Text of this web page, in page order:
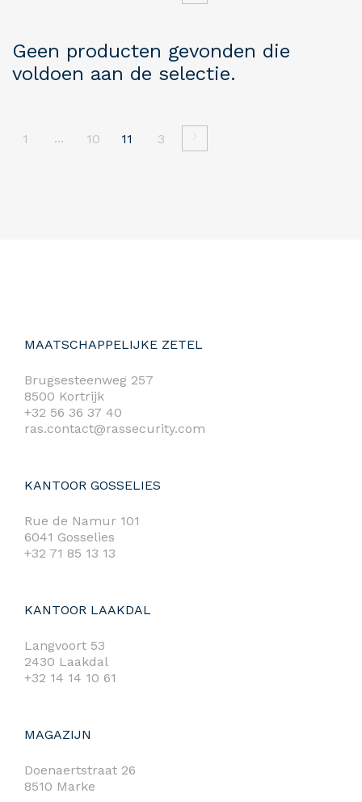
Geen producten gevonden die
voldoen aan de selectie.
1 ... 10 11 3
MAATSCHAPPELIJKE ZETEL
Brugsesteenweg 257
8500 Kortrijk
+32 56 36 37 40
ras.contact@rassecurity.com
KANTOOR GOSSELIES
Rue de Namur 101
6041 Gosselies
+32 71 85 13 13
KANTOOR LAAKDAL
Langvoort 53
2430 Laakdal
+32 14 14 10 61
MAGAZIJN
Doenaertstraat 26
8510 Marke